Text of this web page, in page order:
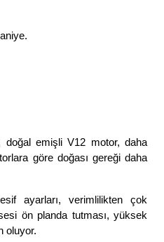
doğal emişli V12 motor, daha
göre doğası gereği daha
ayarları, verimlilikten çok
ön planda tutması, yüksek
oluyor.